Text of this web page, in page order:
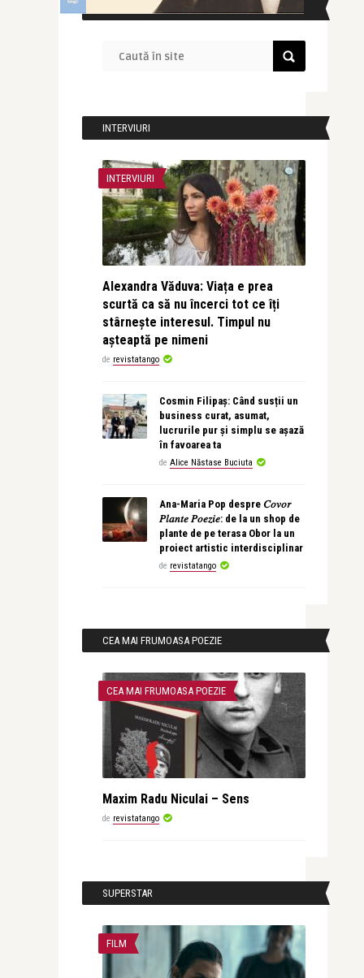
CAUTĂ ÎN SITE
INTERVIURI
INTERVIURI
Alexandra Văduva: Viața e prea
scurtă ca să nu încerci tot ce îți
stârnește interesul. Timpul nu
așteaptă pe nimeni
de revistatango
Cosmin Filipaș: Când susții un
business curat, asumat,
lucrurile pur și simplu se așază
în favoarea ta
de Alice Năstase Buciuta
Ana-Maria Pop despre 𝐶𝑜𝑣𝑜𝑟
𝑃𝑙𝑎𝑛𝑡𝑒 𝑃𝑜𝑒𝑧𝑖𝑒: de la un shop de
plante de pe terasa Obor la un
proiect artistic interdisciplinar
de revistatango
CEA MAI FRUMOASA POEZIE
CEA MAI FRUMOASA POEZIE
Maxim Radu Niculai – Sens
de revistatango
SUPERSTAR
FILM